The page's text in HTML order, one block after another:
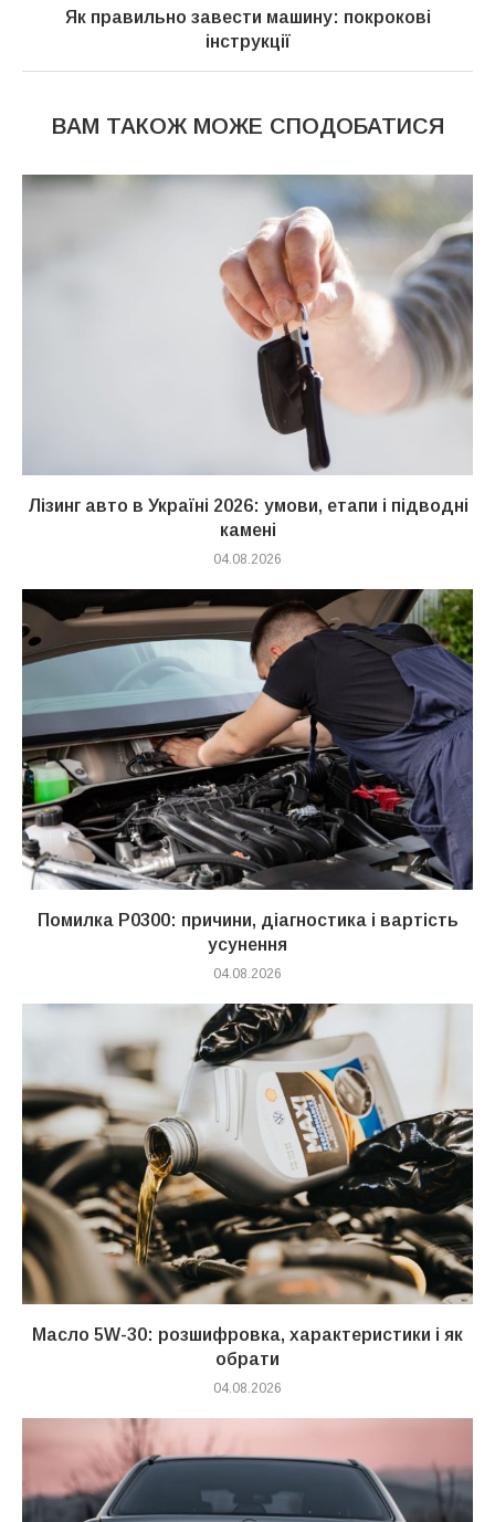
Як правильно завести машину: покрокові
інструкції
ВАМ ТАКОЖ МОЖЕ СПОДОБАТИСЯ
Лізинг авто в Україні 2026: умови, етапи і підводні
камені
04.08.2026
Помилка P0300: причини, діагностика і вартість
усунення
04.08.2026
Масло 5W-30: розшифровка, характеристики і як
обрати
04.08.2026